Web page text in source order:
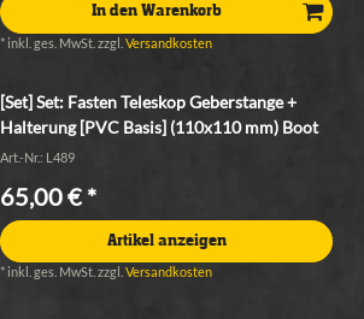
In den Warenkorb
* inkl. ges. MwSt. zzgl.Versandkosten
[Set] Set: Fasten Teleskop Geberstange +
Halterung [PVC Basis] (110x110 mm) Boot
Art.-Nr.: L489
65,00 € *
Artikel anzeigen
* inkl. ges. MwSt. zzgl.Versandkosten